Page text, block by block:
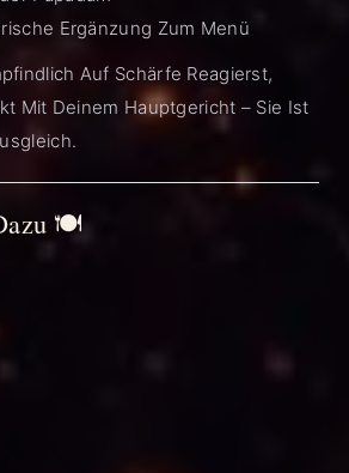
Ergänzung Zum Menü
Auf Schärfe Reagierst,
Mit Deinem Hauptgericht – Sie Ist
🍽️